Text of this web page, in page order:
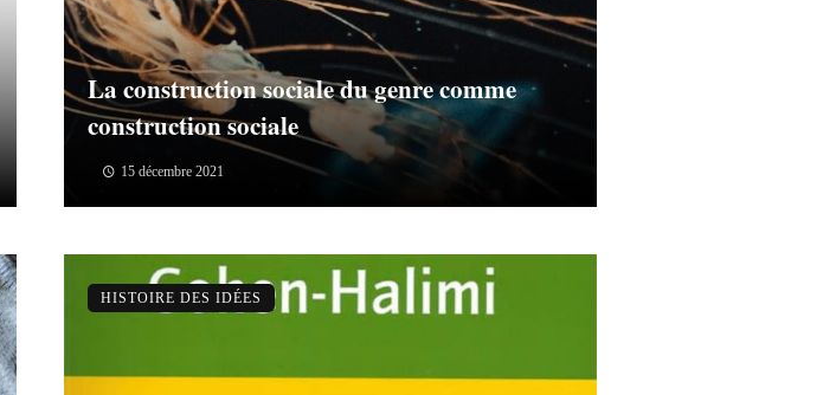
La construction sociale du genre comme
construction sociale
15 décembre 2021
HISTOIRE DES IDÉES